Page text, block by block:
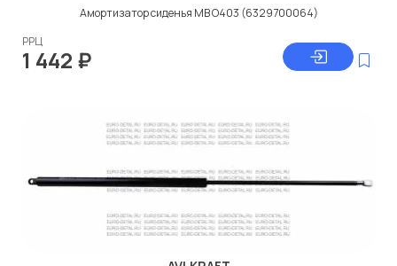
Амортизатор сиденья МВ O403 (6329700064)
РРЦ
1 442 ₽